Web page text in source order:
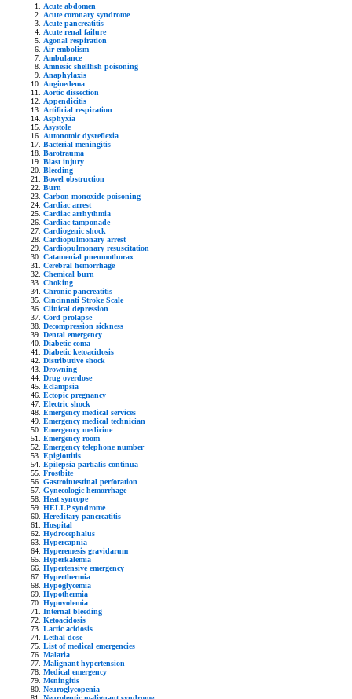
Acute abdomen
Acute coronary syndrome
Acute pancreatitis
Acute renal failure
Agonal respiration
Air embolism
Ambulance
Amnesic shellfish poisoning
Anaphylaxis
Angioedema
Aortic dissection
Appendicitis
Artificial respiration
Asphyxia
Asystole
Autonomic dysreflexia
Bacterial meningitis
Barotrauma
Blast injury
Bleeding
Bowel obstruction
Burn
Carbon monoxide poisoning
Cardiac arrest
Cardiac arrhythmia
Cardiac tamponade
Cardiogenic shock
Cardiopulmonary arrest
Cardiopulmonary resuscitation
Catamenial pneumothorax
Cerebral hemorrhage
Chemical burn
Choking
Chronic pancreatitis
Cincinnati Stroke Scale
Clinical depression
Cord prolapse
Decompression sickness
Dental emergency
Diabetic coma
Diabetic ketoacidosis
Distributive shock
Drowning
Drug overdose
Eclampsia
Ectopic pregnancy
Electric shock
Emergency medical services
Emergency medical technician
Emergency medicine
Emergency room
Emergency telephone number
Epiglottitis
Epilepsia partialis continua
Frostbite
Gastrointestinal perforation
Gynecologic hemorrhage
Heat syncope
HELLP syndrome
Hereditary pancreatitis
Hospital
Hydrocephalus
Hypercapnia
Hyperemesis gravidarum
Hyperkalemia
Hypertensive emergency
Hyperthermia
Hypoglycemia
Hypothermia
Hypovolemia
Internal bleeding
Ketoacidosis
Lactic acidosis
Lethal dose
List of medical emergencies
Malaria
Malignant hypertension
Medical emergency
Meningitis
Neuroglycopenia